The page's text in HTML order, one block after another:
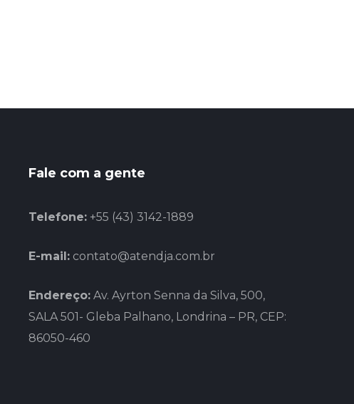
Fale com a gente
Telefone:+55 (43) 3142-1889
E-mail: contato@atendja.com.br
Endereço:Av. Ayrton Senna da Silva, 500,
SALA 501- Gleba Palhano, Londrina – PR, CEP:
86050-460